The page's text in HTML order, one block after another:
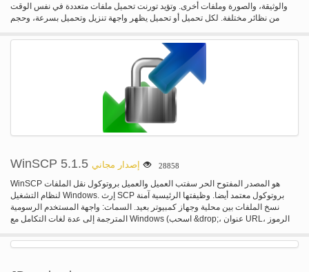
والوثيقة، والصورة وملفات أخرى. وتؤيد تورنت تحميل ملفات متعددة في نفس الوقت
من نظائر مختلفة. لكل تحميل أو تحميل يظهر واجهة تنزيل وتحميل بسرعة، وحجم
وجهات النظر في شكل جداول ورسوم بيانية. يمكن إضافة ملفات تورنت أو المغناطيس
جديدة (متوافقة مع أزورس) من خلال سيل من المواقع أو من داخل تورنت. تتضمن بعض
ميزات متقدمة: عرض النطاق الترددي المحدد بيانات نقل الحصص المحدد تحميل جدولة
WinSCP 5.1.5 إصدار مجاني 28858
WinSCP هو المصدر المفتوح الحر سفتب العميل والعميل بروتوكول نقل الملفات
لنظام التشغيل Windows. إرث SCP بروتوكول معتمد أيضا. وظيفتها الرئيسية آمنة
نسخ الملفات بين محلية وجهاز كمبيوتر بعيد. السمات: واجهة المستخدم الرسومية
المترجمة إلى عدة لغات التكامل مع Windows (اسحب &drop;، عنوان URL، الرموز
و SCP عبر بروتوكول FTP القديمة سة-1 و 2 سة عادي الدفعة ملف البرمجة النصية